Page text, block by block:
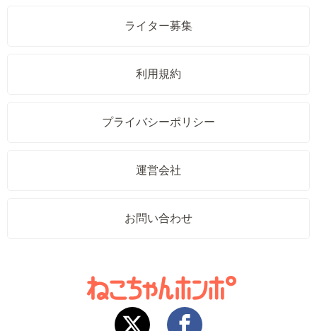
ライター募集
利用規約
プライバシーポリシー
運営会社
お問い合わせ